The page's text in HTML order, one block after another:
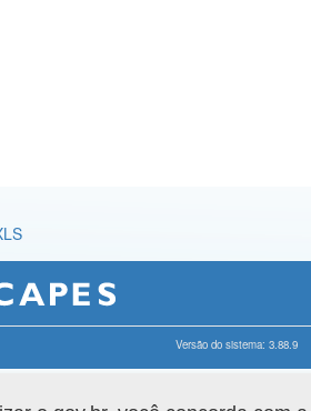
Versão do sistema: 3.88.9